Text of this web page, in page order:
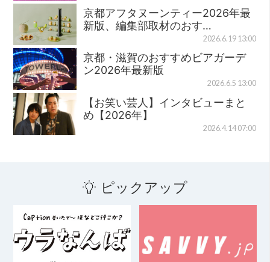
京都アフタヌーンティー2026年最
新版、編集部取材のおす…
2026.6.19 13:00
京都・滋賀のおすすめビアガーデ
ン2026年最新版
2026.6.5 13:00
【お笑い芸人】インタビューまと
め【2026年】
2026.4.14 07:00
ピックアップ